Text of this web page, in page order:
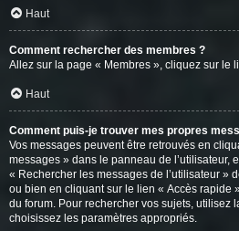
Haut
Comment rechercher des membres ?
Allez sur la page « Membres », cliquez sur le
Haut
Comment puis-je trouver mes propres
Vos messages peuvent être retrouvés en
messages » dans le panneau de l’utilisateur,
« Rechercher les messages de l’utilisateur »
ou bien en cliquant sur le lien « Accès rapide
du forum. Pour rechercher vos sujets, utilisez
choisissez les paramètres appropriés.